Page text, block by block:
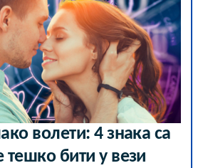
волети: 4 знака са
тешко бити у вези